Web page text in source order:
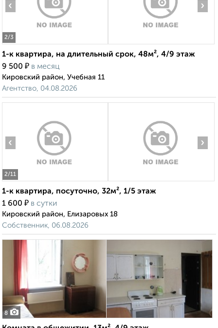
2/3
‹ ›
1-к квартира, на длительный срок, 48м², 4/9 этаж
9 500 ₽ в месяц
Кировский район, Учебная 11
Агентство, 04.08.2026
2/11
‹ ›
1-к квартира, посуточно, 32м², 1/5 этаж
1 600 ₽ в сутки
Кировский район, Елизаровых 18
Собственник, 06.08.2026
8